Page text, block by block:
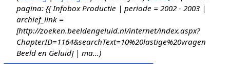
w
e
r
k
i
n
b
e
w
e
r
k
e
n
b
e
w
pagina: {{ Infobox Productie | periode = 2002 - 2003 |
archief_link =
[http://zoeken.beeldengeluid.nl/internet/index.aspx?
ChapterID=1164&searchText=10%20lastige%20vragen
Beeld en Geluid] | ma...